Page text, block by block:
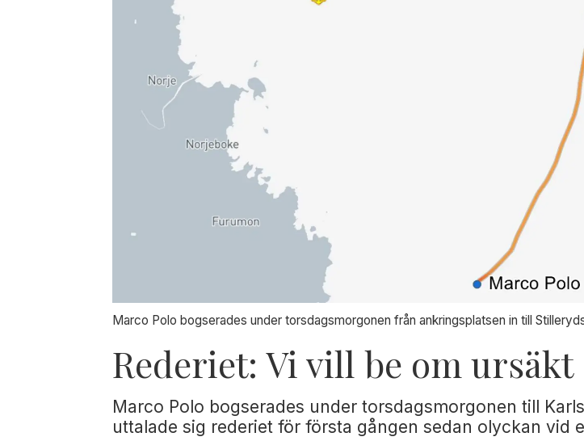
Marco Polo bogserades under torsdagsmorgonen från ankringsplatsen in till
Rederiet: Vi vill be om ursäkt
Marco Polo bogserades under torsdagsmorgonen till
uttalade sig rederiet för första gången sedan olyckan vid